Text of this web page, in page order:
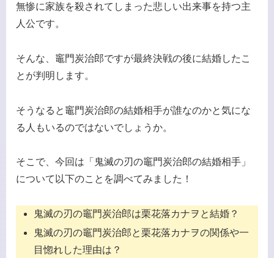
無惨に家族を殺されてしまった悲しい出来事を持つ主
人公です。
そんな、竈門炭治郎ですが最終決戦の後に結婚したこ
とが判明します。
そうなると竈門炭治郎の結婚相手が誰なのかと気にな
る人もいるのではないでしょうか。
そこで、今回は「鬼滅の刃の竈門炭治郎の結婚相手」
について以下のことを調べてみました！
鬼滅の刃の竈門炭治郎は栗花落カナヲと結婚？
鬼滅の刃の竈門炭治郎と栗花落カナヲの関係や一
目惚れした理由は？